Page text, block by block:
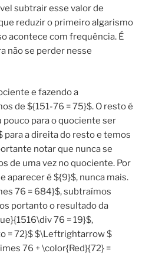
subtrair esse valor de
reduzir o primeiro algarismo
acontece com frequência. É
não se perder nesse
e fazendo a
de ${151-76 = 75}$. O resto é
para o quociente ser
para a direita do resto e temos
notar que nunca se
de uma vez no quociente. Por
aparecer é ${9}$, nunca mais.
76 = 684}$, subtraímos
portanto o resultado da
76 = 19}$,
= 72}$ $\Leftrightarrow $
76 + \color{Red}{72} =